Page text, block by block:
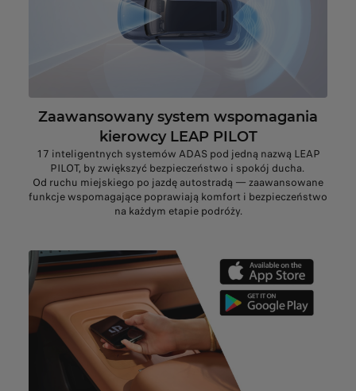
Zaawansowany system wspomagania
kierowcy LEAP PILOT
17 inteligentnych systemów ADAS pod jedną nazwą LEAP
PILOT, by zwiększyć bezpieczeństwo i spokój ducha.
Od ruchu miejskiego po jazdę autostradą — zaawansowane
funkcje wspomagające poprawiają komfort i bezpieczeństwo
na każdym etapie podróży.